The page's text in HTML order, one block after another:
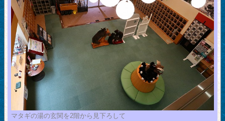
マタギの湯の玄関を2階から見下ろして